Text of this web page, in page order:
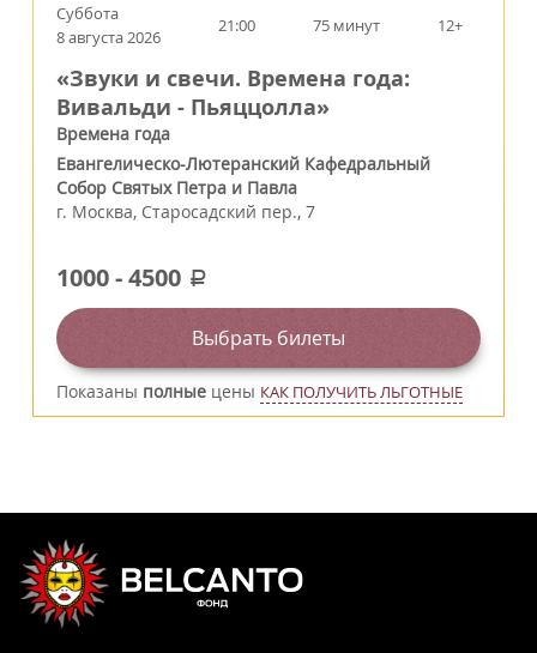
Суббота
8 августа 2026
21:00 75 минут 12+
«Звуки и свечи. Времена года:
Вивальди - Пьяццолла»
Времена года
Евангелическо-Лютеранский Кафедральный
Собор Святых Петра и Павла
г. Москва, Старосадский пер., 7
1000-4500 a
Выбрать билеты
Показаны полные цены КАК ПОЛУЧИТЬ ЛЬГОТНЫЕ